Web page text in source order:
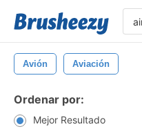
Avión Aviación
Ordenar por:
Mejor Resultado